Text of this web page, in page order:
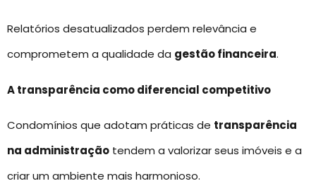
Relatórios desatualizados perdem relevância e
comprometem a qualidade da gestão financeira.
A transparência como diferencial competitivo
Condomínios que adotam práticas de transparência
na administração tendem a valorizar seus imóveis e a
criar um ambiente mais harmonioso.